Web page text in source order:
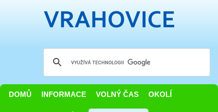
DOMŮ INFORMACE VOLNÝ ČAS OKOLÍ